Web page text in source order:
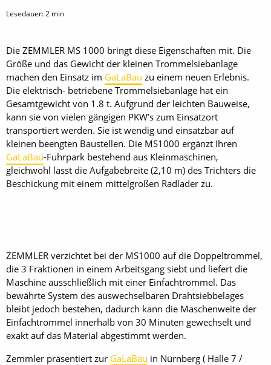
Lesedauer:2 min
Die ZEMMLER MS 1000 bringt diese Eigenschaften mit. Die
Größe und das Gewicht der kleinen Trommelsiebanlage
machen den Einsatz im GaLaBau zu einem neuen Erlebnis.
Die elektrisch- betriebene Trommelsiebanlage hat ein
Gesamtgewicht von 1.8 t. Aufgrund der leichten Bauweise,
kann sie von vielen gängigen PKW’s zum Einsatzort
transportiert werden. Sie ist wendig und einsatzbar auf
kleinen beengten Baustellen. Die MS1000 ergänzt Ihren
GaLaBau-Fuhrpark bestehend aus Kleinmaschinen,
gleichwohl lässt die Aufgabebreite (2,10 m) des Trichters die
Beschickung mit einem mittelgroßen Radlader zu.
ZEMMLER verzichtet bei der MS1000 auf die Doppeltrommel,
die 3 Fraktionen in einem Arbeitsgang siebt und liefert die
Maschine ausschließlich mit einer Einfachtrommel. Das
bewährte System des auswechselbaren Drahtsiebbelages
bleibt jedoch bestehen, dadurch kann die Maschenweite der
Einfachtrommel innerhalb von 30 Minuten gewechselt und
exakt auf das Material abgestimmt werden.
Zemmler präsentiert zur GaLaBau in Nürnberg ( Halle 7 /